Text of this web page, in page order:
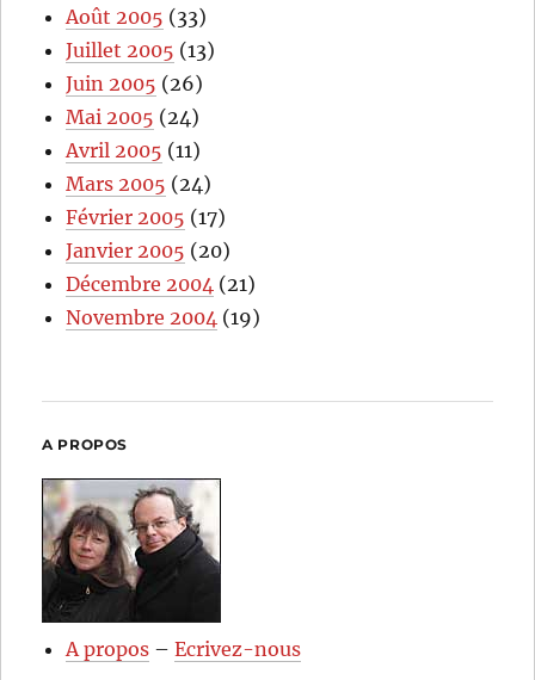
Août 2005 (33)
Juillet 2005 (13)
Juin 2005 (26)
Mai 2005 (24)
Avril 2005 (11)
Mars 2005 (24)
Février 2005 (17)
Janvier 2005 (20)
Décembre 2004 (21)
Novembre 2004 (19)
A PROPOS
A propos –Ecrivez-nous